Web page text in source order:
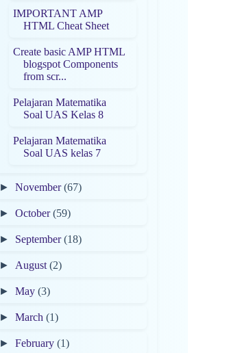
IMPORTANT AMP
HTML Cheat Sheet
Create basic AMP HTML
blogspot Components
from scr...
Pelajaran Matematika
Soal UAS Kelas 8
Pelajaran Matematika
Soal UAS kelas 7
►November(67)
►October(59)
► September(18)
► August(2)
►May(3)
►March(1)
►February(1)